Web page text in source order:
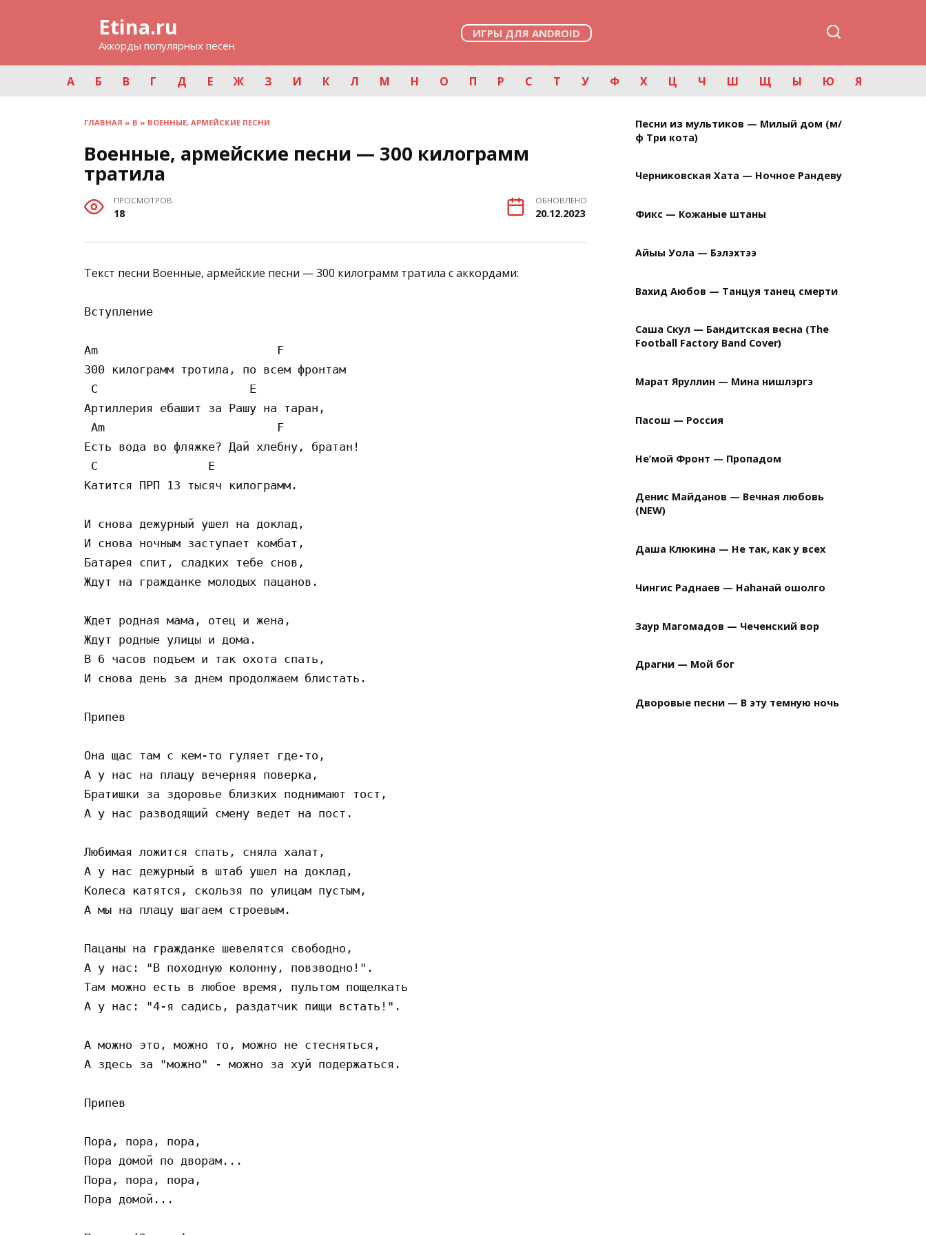
Etina.ru
Аккорды популярных песен
ИГРЫ ДЛЯ ANDROID
А Б В Г Д Е Ж З И К Л М Н О П Р С Т У Ф Х Ц Ч Ш Щ Ы Ю Я
ГЛАВНАЯ » В » ВОЕННЫЕ, АРМЕЙСКИЕ ПЕСНИ
Военные, армейские песни — 300 килограмм
тратила
ПРОСМОТРОВ
18
ОБНОВЛЕНО
20.12.2023
Текст песни Военные, армейские песни — 300 килограмм тратила с аккордами:
Вступление
Am                          F
300 килограмм тротила, по всем фронтам
C                      E
Артиллерия ебашит за Рашу на таран,
Am                         F
Есть вода во фляжке? Дай хлебну, братан!
C                E
Катится ПРП 13 тысяч килограмм.
И снова дежурный ушел на доклад,
И снова ночным заступает комбат,
Батарея спит, сладких тебе снов,
Ждут на гражданке молодых пацанов.
Ждет родная мама, отец и жена,
Ждут родные улицы и дома.
В 6 часов подъем и так охота спать,
И снова день за днем продолжаем блистать.
Припев
Она щас там с кем-то гуляет где-то,
А у нас на плацу вечерняя поверка,
Братишки за здоровье близких поднимают тост,
А у нас разводящий смену ведет на пост.
Любимая ложится спать, сняла халат,
А у нас дежурный в штаб ушел на доклад,
Колеса катятся, скользя по улицам пустым,
А мы на плацу шагаем строевым.
Пацаны на гражданке шевелятся свободно,
А у нас: "В походную колонну, повзводно!".
Там можно есть в любое время, пультом пощелкать
А у нас: "4-я садись, раздатчик пищи встать!".
А можно это, можно то, можно не стесняться,
А здесь за "можно" - можно за хуй подержаться.
Припев
Пора, пора, пора,
Пора домой по дворам...
Пора, пора, пора,
Пора домой...
Песни из мультиков — Милый дом (м/
ф Три кота)
Черниковская Хата — Ночное Рандеву
Фикс — Кожаные штаны
Айыы Уола — Бэлэхтээ
Вахид Аюбов — Танцуя танец смерти
Саша Скул — Бандитская весна (The
Football Factory Band Cover)
Марат Яруллин — Мина нишлэргэ
Пасош — Россия
Не’мой Фронт — Пропадом
Денис Майданов — Вечная любовь
(NEW)
Даша Клюкина — Не так, как у всех
Чингис Раднаев — Наhанай ошолго
Заур Магомадов — Чеченский вор
Драгни — Мой бог
Дворовые песни — В эту темную ночь